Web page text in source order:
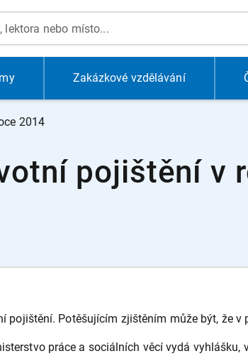
Zakázkové vzdělávání
2014
pojištění v
Potěšujícím zjištěním může být, že v
práce a sociálních věcí vydá vyhlášku,